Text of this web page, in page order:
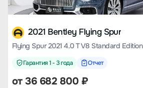
2021 Bentley Flying Spur
Flying Spur 2021 4.0 T V8 Standard Edition
Гарантия 1 - 3 года Отчет
от36 682 800₽